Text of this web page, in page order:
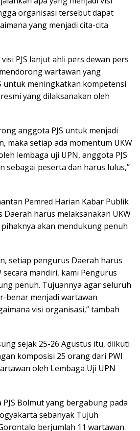
organisasi tersebut dapat
yang menjadi cita-cita
PJS lanjut ahli pers dewan pers
wartawan yang
untuk meningkatkan kompetensi
yang dilaksanakan oleh
anggota PJS untuk menjadi
maka setiap ada momentum UKW
lembaga uji UPN, anggota PJS
sebagai peserta dan harus lulus,”
Pemred Harian Kabar Publik
harus melaksanakan UKW
akan mendukung penuh
setiap pengurus Daerah harus
secara mandiri, kami Pengurus
penuh. Tujuannya agar seluruh
benar menjadi wartawan
visi organisasi,” tambah
sejak 25-26 Agustus itu, diikuti
komposisi 25 orang dari PWI
oleh Lembaga Uji UPN
Bolmut yang bergabung pada
sebanyak Tujuh
berjumlah 11 wartawan.